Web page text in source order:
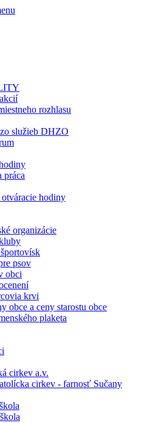
rozhlasu
služieb DHZO
práca
hodiny
organizácie
psov
obci
krvi
obce a ceny starostu obce
plaketa
cirkev a.v.
cirkev - farnosť Sučany